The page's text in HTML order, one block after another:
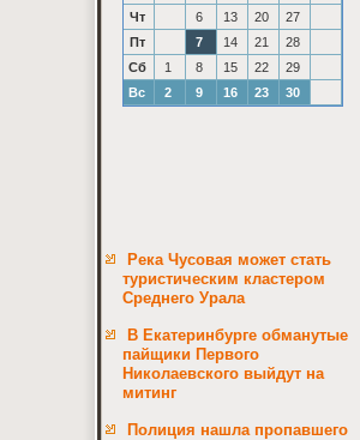
Чт
6 13 20
27
Пт
7 14 21
28
Сб
1 8 15 22
29
Вс
2 9 16 23 30
Река Чусовая может стать
туристическим кластером
Среднего Урала
В Екатеринбурге обманутые
пайщики Первого
Николаевского выйдут на
митинг
Полиция нашла пропавшего